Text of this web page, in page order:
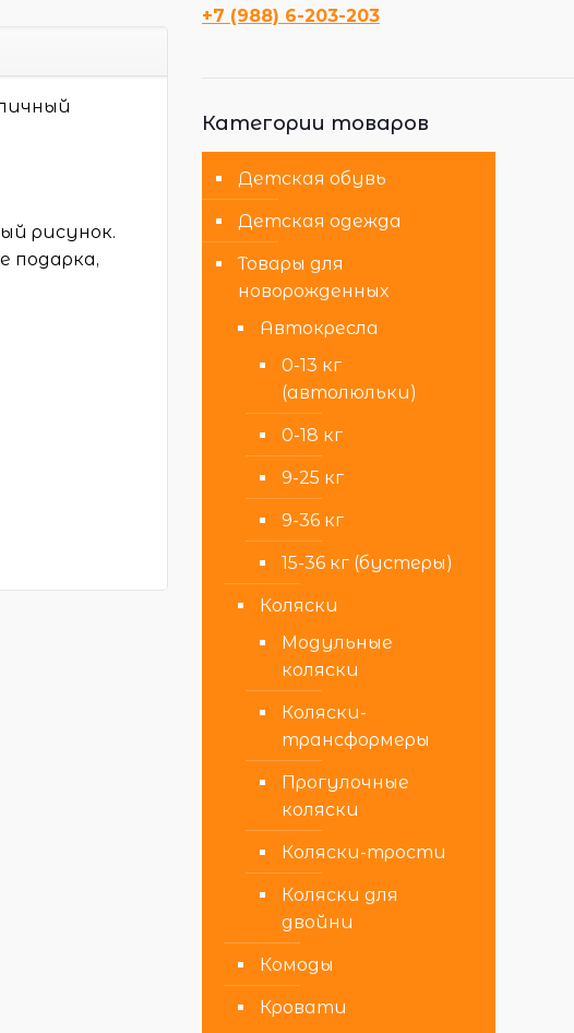
рисунок.
подарка,
+7 (988) 6-203-203
Категории товаров
Детская обувь
Детская одежда
Товары для
новорожденных
Автокресла
0-13 кг
(автолюльки)
0-18 кг
9-25 кг
9-36 кг
15-36 кг (бустеры)
Коляски
Модульные
коляски
Коляски-
трансформеры
Прогулочные
коляски
Коляски-трости
Коляски для
двойни
Комоды
Кровати